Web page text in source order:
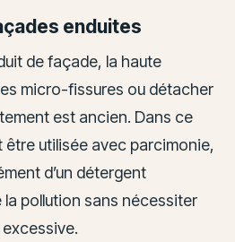
enduites
de façade, la haute
micro-fissures ou détacher
est ancien. Dans ce
utilisée avec parcimonie,
d’un détergent
pollution sans nécessiter